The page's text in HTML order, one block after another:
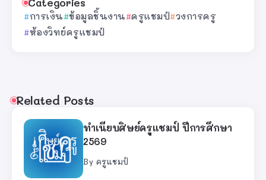
การเงิน ข้อมูลชิ้นงาน ครูแชมป์ วงการครู
ห้องวิทย์ครูแชมป์
Related Posts
ทำเนียบศิษย์ครูแชมป์ ปีการศึกษา
2569
By ครูแชมป์